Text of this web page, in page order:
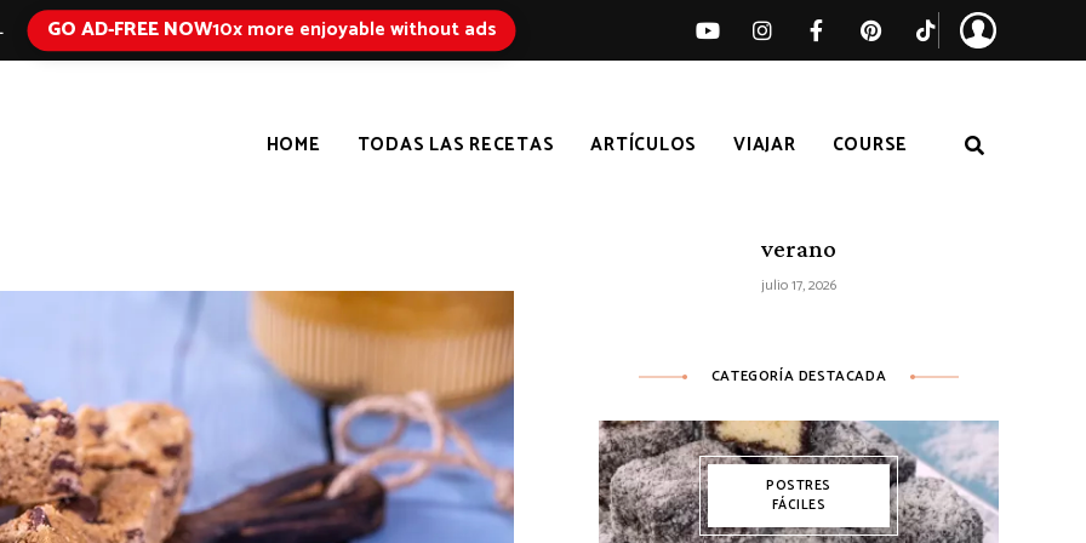
GO AD-FREE NOW10x more enjoyable without ads
HOME TODAS LAS RECETAS ARTÍCULOS VIAJAR COURSE
verano
julio 17, 2026
CATEGORÍA DESTACADA
POSTRES
FÁCILES